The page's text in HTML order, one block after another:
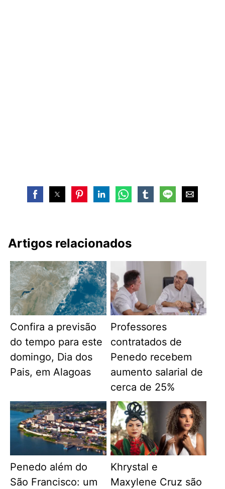
Artigos relacionados
Confira a previsão
do tempo para este
domingo, Dia dos
Pais, em Alagoas
Professores
contratados de
Penedo recebem
aumento salarial de
cerca de 25%
Penedo além do
São Francisco: um
Khrystal e
Maxylene Cruz são